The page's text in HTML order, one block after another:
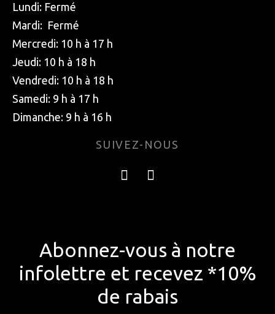
Lundi: Fermé
Mardi: Fermé
Mercredi: 10 h à 17 h
Jeudi: 10 h à 18 h
Vendredi: 10 h à 18 h
Samedi: 9 h à 17 h
Dimanche: 9 h à 16 h
SUIVEZ-NOUS
Abonnez-vous à notre
infolettre et recevez *10%
de rabais